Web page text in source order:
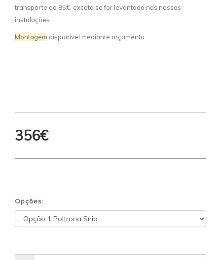
transporte de 85€, exceto se for levantado nas nossas
instalações
Montagem disponível mediante orçamento.
356€
Opções: